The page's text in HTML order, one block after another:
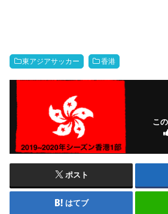
東アジアサッカー 香港
こ
ポスト
はてブ